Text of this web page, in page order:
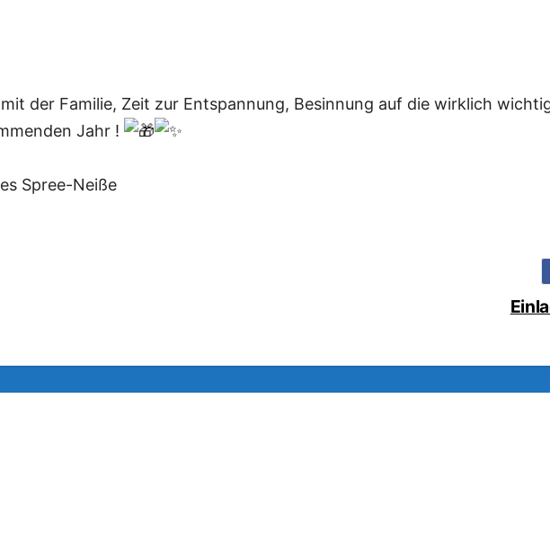
der Familie, Zeit zur Entspannung, Besinnung auf die wirklich
Jahr !
Spree-Neiße